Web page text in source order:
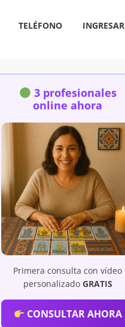
TELÉFONO INGRESAR
3 profesionales
online ahora
Primera consulta con vídeo
personalizado GRATIS
CONSULTAR AHORA